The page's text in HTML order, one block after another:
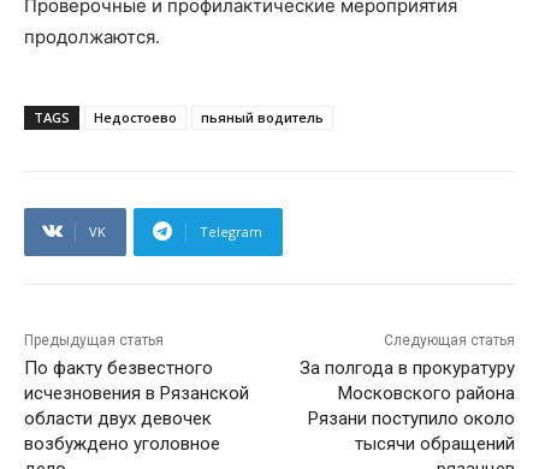
Проверочные и профилактические мероприятия
продолжаются.
TAGS Недостоево пьяный водитель
VK Telegram
Предыдущая статья
По факту безвестного
исчезновения в Рязанской
области двух девочек
возбуждено уголовное
Следующая статья
За полгода в прокуратуру
Московского района
Рязани поступило около
тысячи обращений